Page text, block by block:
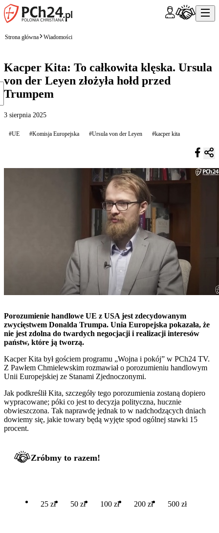
Strona główna Wiadomości
Kacper Kita: To całkowita klęska. Ursula
von der Leyen złożyła hołd przed
Trumpem
3 sierpnia 2025
#UE #Komisja Europejska #Ursula von der Leyen #kacper kita
Porozumienie handlowe UE z USA jest zdecydowanym
zwycięstwem Donalda Trumpa. Unia Europejska pokazała, że
nie jest zdolna do twardych negocjacji i realizacji interesów
państw, które ją tworzą.
Kacper Kita był gościem programu „Wojna i pokój” w PCh24 TV.
Z Pawłem Chmielewskim rozmawiał o porozumieniu handlowym
Unii Europejskiej ze Stanami Zjednoczonymi.
Jak podkreślił Kita, szczegóły tego porozumienia zostaną dopiero
wypracowane; póki co jest to decyzja polityczna, hucznie
obwieszczona. Tak naprawdę jednak to w nadchodzących dniach
dowiemy się, jakie towary będą wyjęte spod ogólnej stawki 15
procent.
Zróbmy to razem!
25 zł 50 zł 100 zł 200 zł 500 zł